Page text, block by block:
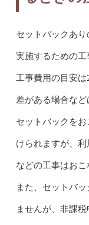
セットバックあ
実施するための工
工事費用の目安
差がある場合など
セットバックを
けられますが、
などの工事はおこ
また、セットバ
ませんが、非課